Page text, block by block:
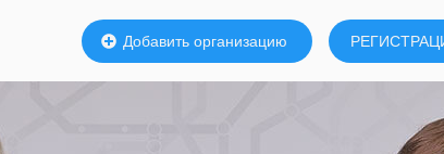
Добавить организацию